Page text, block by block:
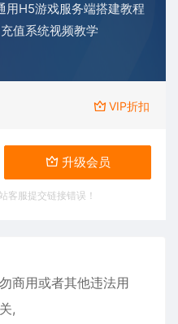
用H5游戏服务端搭建教程
值系统视频教学
VIP折扣
升级会员
客服提交链接错误！
商用或者其他违法用
,